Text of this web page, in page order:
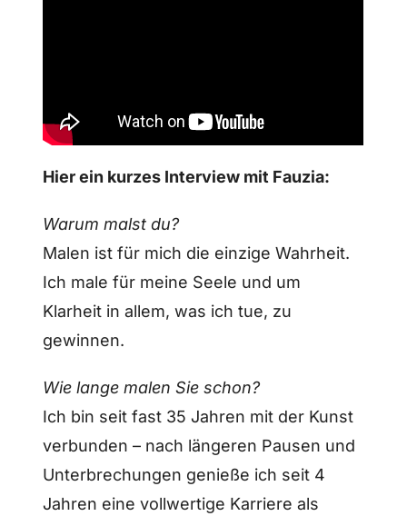
Hier ein kurzes Interview mit Fauzia:
Warum malst du?
Malen ist für mich die einzige Wahrheit.
Ich male für meine Seele und um
Klarheit in allem, was ich tue, zu
gewinnen.
Wie lange malen Sie schon?
Ich bin seit fast 35 Jahren mit der Kunst
verbunden – nach längeren Pausen und
Unterbrechungen genieße ich seit 4
Jahren eine vollwertige Karriere als